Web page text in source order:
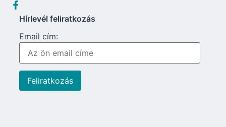
Hírlevél feliratkozás
Email cím: